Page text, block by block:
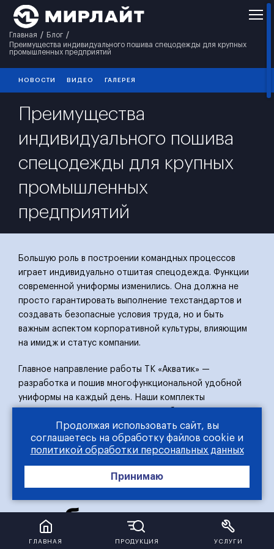
ГЛАВНАЯ ПРОДУКЦИЯ УСЛУГИ
Главная
Блог
Преимущества индивидуального пошива спецодежды для крупных
промышленных предприятий
Преимущества
индивидуального пошива
спецодежды для крупных
промышленных
предприятий
НОВОСТИ ВИДЕО ГАЛЕРЕЯ
Большую роль в построении командных процессов
играет индивидуально отшитая спецодежда. Функции
современной униформы изменились. Она должна не
просто гарантировать выполнение техстандартов и
создавать безопасные условия труда, но и быть
важным аспектом корпоративной культуры, влияющим
на имидж и статус компании.
Главное направление работы ТК «Акватик» —
разработка и пошив многофункциональной удобной
униформы на каждый день. Наши комплекты
инновационным технологиям и полностью
соответствуют самым жестким стандартам качества в
этой области.
Основные
требования
Продолжая использовать сайт, вы
соглашаетесь на обработку файлов cookie и
политикой обработки персональных данных
Принимаю